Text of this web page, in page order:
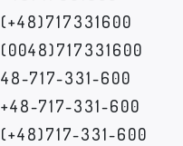
(+48)717331600
(0048)717331600
48-717-331-600
+48-717-331-600
(+48)717-331-600